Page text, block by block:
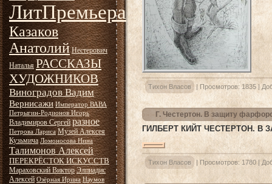
ЛитПремьера
Казаков
Анатолий Нестерович
Наталья РАССКАЗЫ
ХУДОЖНИКОВ
Виноградов Вадим
Вернисажи Император ВАВА
Петрыгин-Родионов Игорь
Владимиров Сергей разное
Петрова Лариса Музей Алексея
Кузьмича Ломоносова Нина
Талимонов Алексей
ПЕРЕКРЁСТОК ИСКУССТВ
Мараховский Виктор Элпиадис
Алексей Озёрная Ирина Наумов
Тихон Власов Просмотров: 1835 |
Г. Честертон. В защиту
ГИЛБЕРТ КИЙТ ЧЕСТЕРТОН.
Тихон Власов | Просмотров: 1780|